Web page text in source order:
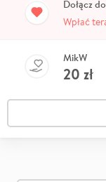
Dołącz
Wpłać
MikW
20 zł